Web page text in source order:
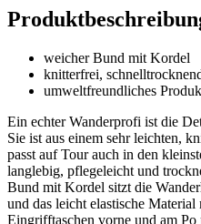
weicher Bund mit Kordel
knitterfrei,
umweltfreundliches
Ein echter Wanderprofi ist die
Sie ist aus einem sehr leichten,
passt auf Tour auch in den
langlebig, pflegeleicht und
Bund mit Kordel sitzt die
und das leicht elastische
Eingrifftaschen vorne und am Po